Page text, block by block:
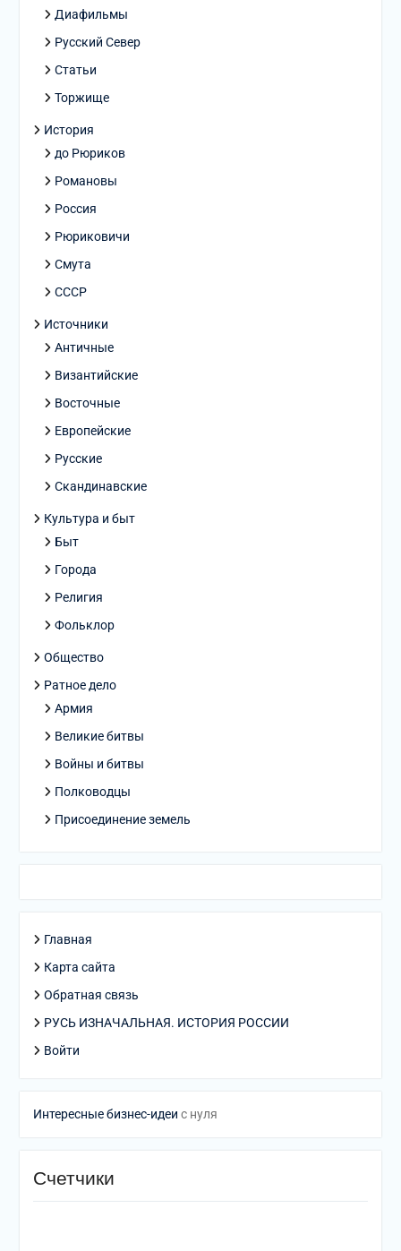
Диафильмы
Русский Север
Статьи
Торжище
История
до Рюриков
Романовы
Россия
Рюриковичи
Смута
СССР
Источники
Античные
Византийские
Восточные
Европейские
Русские
Скандинавские
Культура и быт
Быт
Города
Религия
Фольклор
Общество
Ратное дело
Армия
Великие битвы
Войны и битвы
Полководцы
Присоединение земель
Главная
Карта сайта
Обратная связь
РУСЬ ИЗНАЧАЛЬНАЯ. ИСТОРИЯ РОССИИ
Войти
Интересные бизнес-идеи с нуля
Счетчики